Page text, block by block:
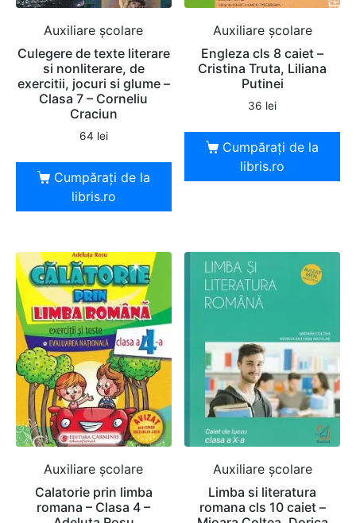
Auxiliare şcolare
Culegere de texte literare
si nonliterare, de
exercitii, jocuri si glume –
Clasa 7 – Corneliu
Craciun
64 lei
Cumpărați de la
libris.ro
Auxiliare şcolare
Engleza cls 8 caiet –
Cristina Truta, Liliana
Putinei
36 lei
Cumpărați de la
libris.ro
Auxiliare şcolare
Calatorie prin limba
romana – Clasa 4 –
Auxiliare şcolare
Limba si literatura
romana cls 10 caiet –